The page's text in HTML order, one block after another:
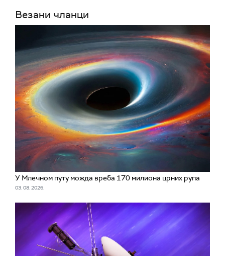
Везани чланци
У Млечном путу можда вреба 170 милиона црних рупа
03. 08. 2026.